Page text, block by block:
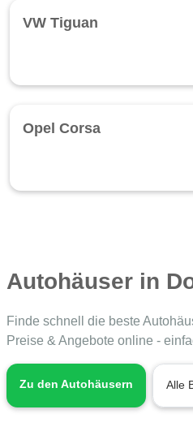
VW Tiguan
Opel Corsa
Autohäuser in
Finde schnell die beste
Preise & Angebote online -
Zu den Autohäusern Alle